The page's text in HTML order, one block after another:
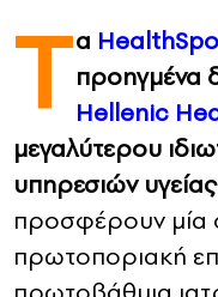
DIA Y NOCHE
CONTACT
ADVERTISE
Τ α
προηγμένα
Hellenic
μεγαλύτερου
υπηρεσιών
προσφέρουν μία
πρωτοποριακή